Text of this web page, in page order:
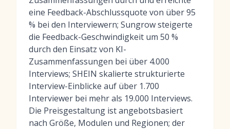
eine Feedback-Abschlussquote von über 95
% bei den Interviewern; Sungrow steigerte
die Feedback-Geschwindigkeit um 50 %
durch den Einsatz von KI-
Zusammenfassungen bei über 4.000
Interviews; SHEIN skalierte strukturierte
Interview-Einblicke auf über 1.700
Interviewer bei mehr als 19.000 Interviews.
Die Preisgestaltung ist angebotsbasiert
nach Größe, Modulen und Regionen; der